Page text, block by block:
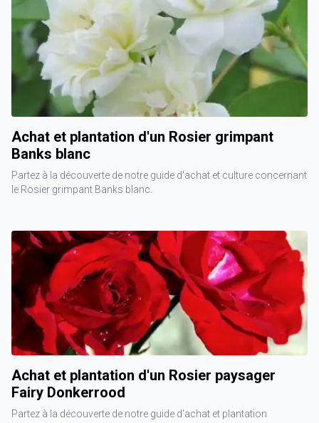
Achat et plantation d'un Rosier grimpant
Banks blanc
Partez à la découverte de notre guide d'achat et culture concernant
le Rosier grimpant Banks blanc.
Achat et plantation d'un Rosier paysager
Fairy Donkerrood
Partez à la découverte de notre guide d'achat et plantation